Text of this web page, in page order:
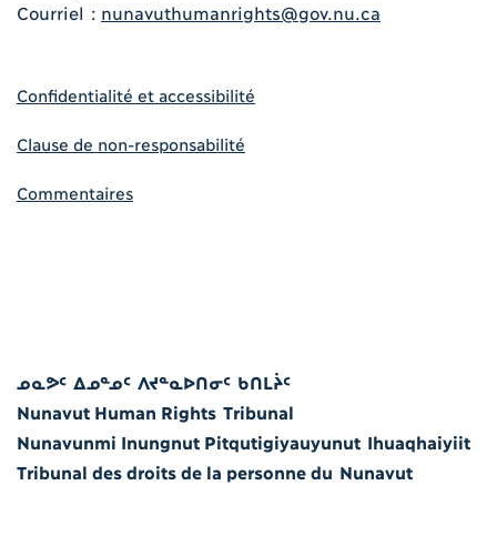
Courriel : nunavuthumanrights@gov.nu.ca
Confidentialité et accessibilité
Clause de non-responsabilité
Commentaires
ᓄᓇᕗᑦ ᐃᓄᓐᓄᑦ ᐱᔪᓐᓇᐅᑎᓂᑦ ᑲᑎᒪᔩᑦ
Nunavut Human Rights Tribunal
Nunavunmi Inungnut Pitqutigiyauyunut Ihuaqhaiyiit
Tribunal des droits de la personne du Nunavut